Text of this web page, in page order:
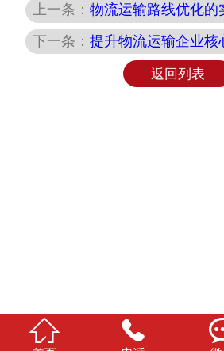
上一条： 物流运输路线优化的实
下一条： 提升物流运输企业核心竞争
返回列表
 